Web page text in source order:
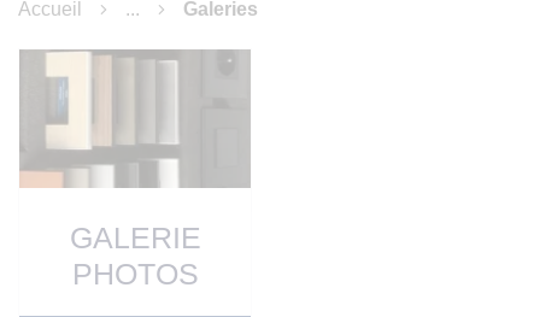
Accueil ... Galeries
GALERIE
PHOTOS